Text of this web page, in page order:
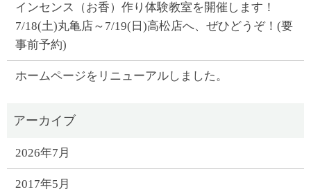
インセンス（お香）作り体験教室を開催します！
7/18(土)丸亀店～7/19(日)高松店へ、ぜひどうぞ！(要
事前予約)
ホームページをリニューアルしました。
2026年7月
2017年5月